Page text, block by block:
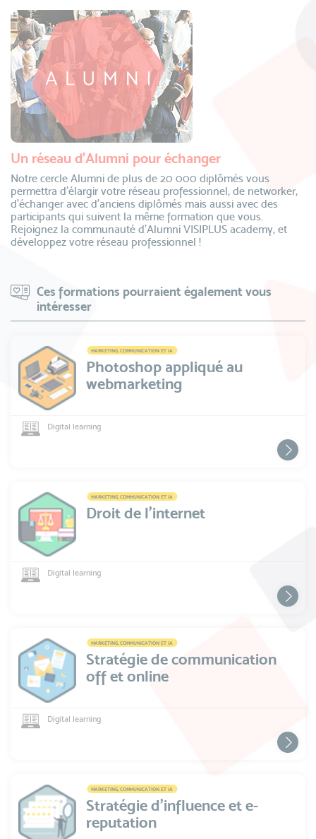
Un réseau d’Alumni pour échanger
Notre cercle Alumni de plus de 20 000 diplômés vous
permettra d’élargir votre réseau professionnel, de networker,
d’échanger avec d’anciens diplômés mais aussi avec des
participants qui suivent la même formation que vous.
Rejoignez la communauté d’Alumni VISIPLUS academy, et
développez votre réseau professionnel !
Ces formations pourraient également vous
intéresser
MARKETING, COMMUNICATION ET IA
Photoshop appliqué au
webmarketing
Digital learning
MARKETING, COMMUNICATION ET IA
Droit de l'internet
Digital learning
MARKETING, COMMUNICATION ET IA
Stratégie de communication
off et online
Digital learning
MARKETING, COMMUNICATION ET IA
Stratégie d'influence et e-
reputation